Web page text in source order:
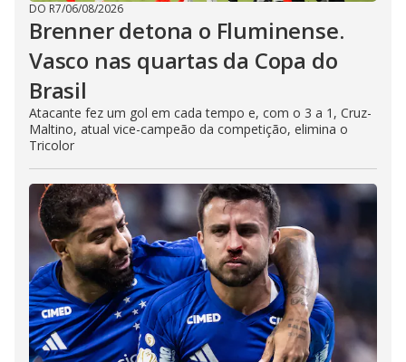
DO R7/06/08/2026
Brenner detona o Fluminense.
Vasco nas quartas da Copa do
Brasil
Atacante fez um gol em cada tempo e, com o 3 a 1, Cruz-
Maltino, atual vice-campeão da competição, elimina o
Tricolor